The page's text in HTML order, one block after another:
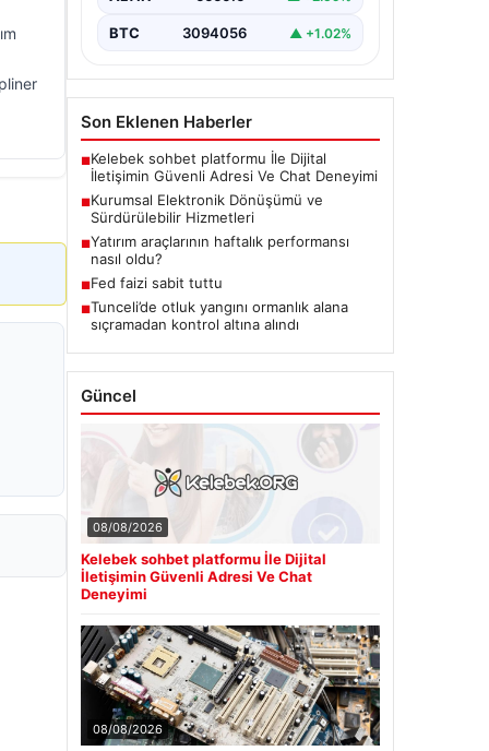
BTC 3094056 ▲ +1.02%
Son Eklenen Haberler
■Kelebek sohbet platformu İle Dijital
İletişimin Güvenli Adresi Ve Chat Deneyimi
■Kurumsal Elektronik Dönüşümü ve
Sürdürülebilir Hizmetleri
■Yatırım araçlarının haftalık performansı
nasıl oldu?
■Fed faizi sabit tuttu
■Tunceli’de otluk yangını ormanlık alana
sıçramadan kontrol altına alındı
Güncel
08/08/2026
Kelebek sohbet platformu İle Dijital
İletişimin Güvenli Adresi Ve Chat
Deneyimi
08/08/2026